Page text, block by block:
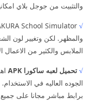
والتثبيت من جوجل بلاي
√
والمظهر. لكن وتغيير لون
الملابس والكثير من الاعمال
√ تحميل لعبه ساكورا APK
الجوده العاليه في
برابط مباشر مجانا على جميع